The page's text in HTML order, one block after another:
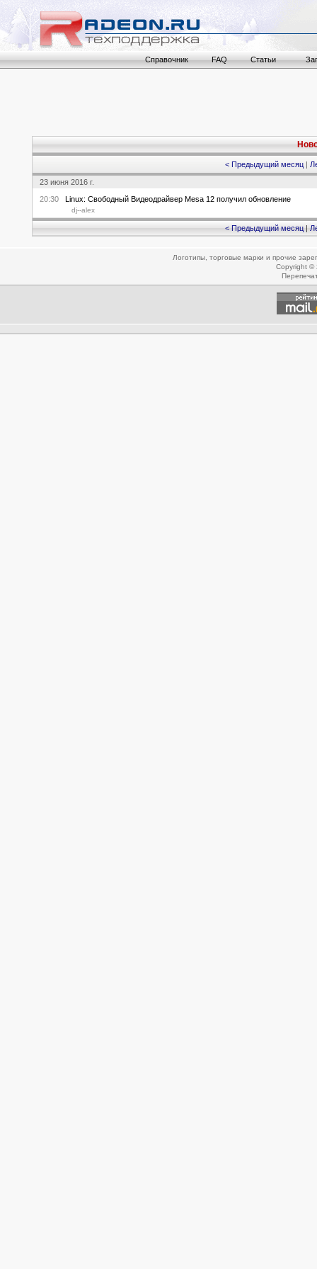
Справочник FAQ Статьи
< Предыдущий месяц |
23 июня 2016 г.
20:30 Linux: Свободный Видеодрайвер Mesa 12 получил обновление
dj--alex
< Предыдущий месяц|
Логотипы, торговые марки и прочие
Copyright ©